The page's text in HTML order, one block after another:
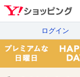
ログイン